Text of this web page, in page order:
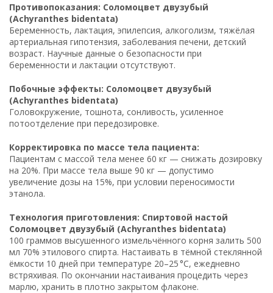
Противопоказания: Соломоцвет двузубый
(Achyranthes bidentata)
Беременность, лактация, эпилепсия, алкоголизм, тяжёлая
артериальная гипотензия, заболевания печени, детский
возраст. Научные данные о безопасности при
беременности и лактации отсутствуют.
Побочные эффекты: Соломоцвет двузубый
(Achyranthes bidentata)
Головокружение, тошнота, сонливость, усиленное
потоотделение при передозировке.
Корректировка по массе тела пациента:
Пациентам с массой тела менее 60 кг — снижать дозировку
на 20%. При массе тела выше 90 кг — допустимо
увеличение дозы на 15%, при условии переносимости
этанола.
Технология приготовления: Спиртовой настой
Соломоцвет двузубый (Achyranthes bidentata)
100 граммов высушенного измельчённого корня залить 500
мл 70% этилового спирта. Настаивать в тёмной стеклянной
ёмкости 10 дней при температуре 20–25 °C, ежедневно
встряхивая. По окончании настаивания процедить через
марлю, хранить в плотно закрытом флаконе.